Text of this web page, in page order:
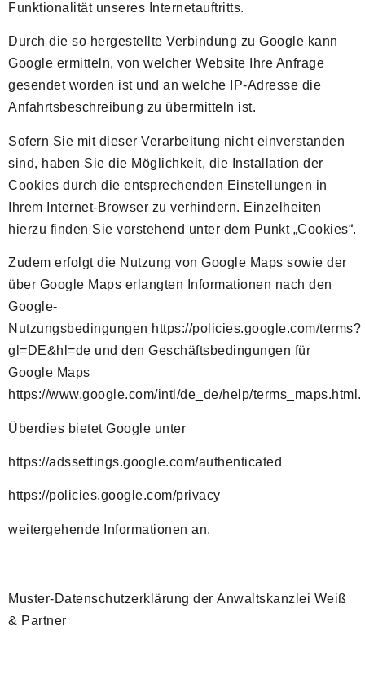
Funktionalität unseres Internetauftritts.
Durch die so hergestellte Verbindung zu Google kann
Google ermitteln, von welcher Website Ihre Anfrage
gesendet worden ist und an welche IP-Adresse die
Anfahrtsbeschreibung zu übermitteln ist.
Sofern Sie mit dieser Verarbeitung nicht einverstanden
sind, haben Sie die Möglichkeit, die Installation der
Cookies durch die entsprechenden Einstellungen in
Ihrem Internet-Browser zu verhindern. Einzelheiten
hierzu finden Sie vorstehend unter dem Punkt „Cookies“.
Zudem erfolgt die Nutzung von Google Maps sowie der
über Google Maps erlangten Informationen nach den
Google-
Nutzungsbedingungen https://policies.google.com/terms?
gl=DE&hl=de und den Geschäftsbedingungen für
Google Maps
https://www.google.com/intl/de_de/help/terms_maps.html.
Überdies bietet Google unter
https://adssettings.google.com/authenticated
https://policies.google.com/privacy
weitergehende Informationen an.
Muster-Datenschutzerklärung der Anwaltskanzlei Weiß
& Partner